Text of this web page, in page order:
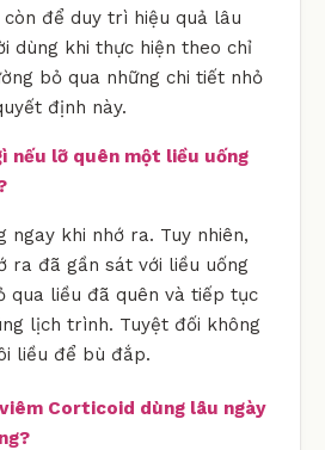
để duy trì hiệu quả lâu
dùng khi thực hiện theo chỉ
bỏ qua những chi tiết nhỏ
định này.
nếu lỡ quên một liều uống
ngay khi nhớ ra. Tuy nhiên,
ra đã gần sát với liều uống
qua liều đã quên và tiếp tục
lịch trình. Tuyệt đối không
liều để bù đắp.
Corticoid dùng lâu ngày